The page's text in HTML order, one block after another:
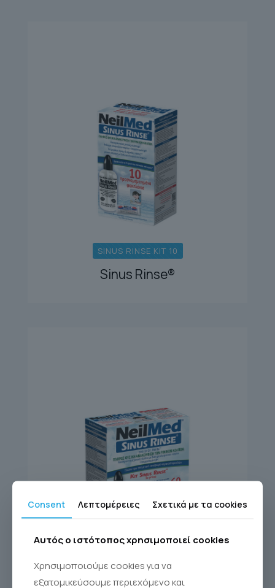
SINUS RINSE KIT 10
Sinus Rinse®
Sinus Rinse®
Consent Λεπτομέρειες Σχετικά με τα cookies
Αυτός ο ιστότοπος χρησιμοποιεί cookies
Χρησιμοποιούμε cookies για να
εξατομικεύσουμε περιεχόμενο και